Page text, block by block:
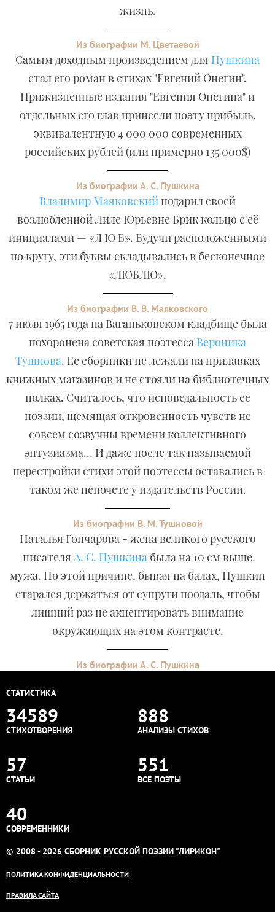
жизнь.
Из биографии М. Цветаевой
Самым доходным произведением для Пушкина
стал его роман в стихах "Евгений Онегин".
Прижизненные издания "Евгения Онегина" и
отдельных его глав принесли поэту прибыль,
эквивалентную 4 000 000 современных
российских рублей (или примерно 135 000$)
Из биографии А. С. Пушкина
Владимир Маяковскийподарил своей
возлюбленной Лиле Юрьевне Брик кольцо с её
инициалами — «Л Ю Б». Будучи расположенными
по кругу, эти буквы складывались в бесконечное
«ЛЮБЛЮ».
Из биографии В. В. Маяковского
7 июля 1965 года на Ваганьковском кладбище была
похоронена советская поэтесса Вероника
Тушнова. Ее сборники не лежали на прилавках
книжных магазинов и не стояли на библиотечных
полках. Считалось, что исповедальность ее
поэзии, щемящая откровенность чувств не
совсем созвучны времени коллективного
энтузиазма… И даже после так называемой
перестройки стихи этой поэтессы оставались в
таком же непочете у издательств России.
Из биографии В. М. Тушновой
Наталья Гончарова - жена великого русского
писателя А. С. Пушкина была на 10 см выше
мужа. По этой причине, бывая на балах, Пушкин
старался держаться от супруги поодаль, чтобы
лишний раз не акцентировать внимание
окружающих на этом контрасте.
Из биографии А. С. Пушкина
СТАТИСТИКА
34589
СТИХОТВОРЕНИЯ
888
АНАЛИЗЫ СТИХОВ
57
СТАТЬИ
551
ВСЕ ПОЭТЫ
40
СОВРЕМЕННИКИ
© 2008 - 2026 СБОРНИК РУССКОЙ ПОЭЗИИ "ЛИРИКОН"
ПОЛИТИКА КОНФИДЕНЦИАЛЬНОСТИ
ПРАВИЛА САЙТА